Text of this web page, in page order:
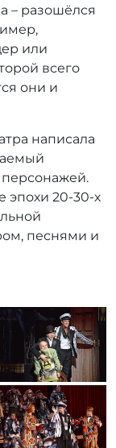
– разошёлся
или
всего
они и
написала
персонажей.
эпохи 20-30-х
песнями и